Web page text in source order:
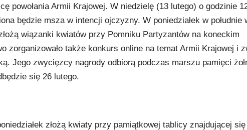
powołania Armii Krajowej. W niedzielę (13 lutego) o godzinie
będzie msza w intencji ojczyzny. W poniedziałek w południe
wiązanki kwiatów przy Pomniku Partyzantów na koneckim
zorganizowało także konkurs online na temat Armii Krajowej i
Jego zwycięzcy nagrody odbiorą podczas marszu pamięci
się 26 lutego.
złożą kwiaty przy pamiątkowej tablicy znajdującej się